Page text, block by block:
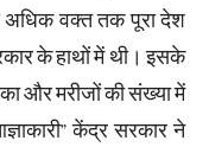
अधिक वक्त तक पूरा देश
के हाथों में थी। इसके
और मरीजों की संख्या में
केंद्र सरकार ने